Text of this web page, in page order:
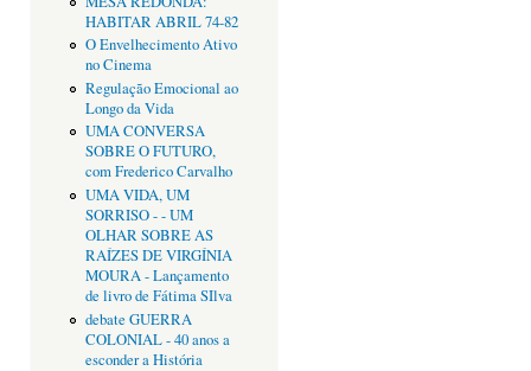
HABITAR ABRIL 74-82
O Envelhecimento Ativo
no Cinema
Regulação Emocional ao
Longo da Vida
UMA CONVERSA
SOBRE O FUTURO,
com Frederico Carvalho
UMA VIDA, UM
SORRISO - - UM
OLHAR SOBRE AS
RAÍZES DE VIRGÍNIA
MOURA - Lançamento
de livro de Fátima SIlva
debate GUERRA
COLONIAL - 40 anos a
esconder a História